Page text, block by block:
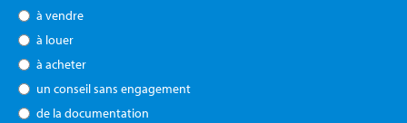
à vendre
à louer
à acheter
un conseil sans engagement
de la documentation